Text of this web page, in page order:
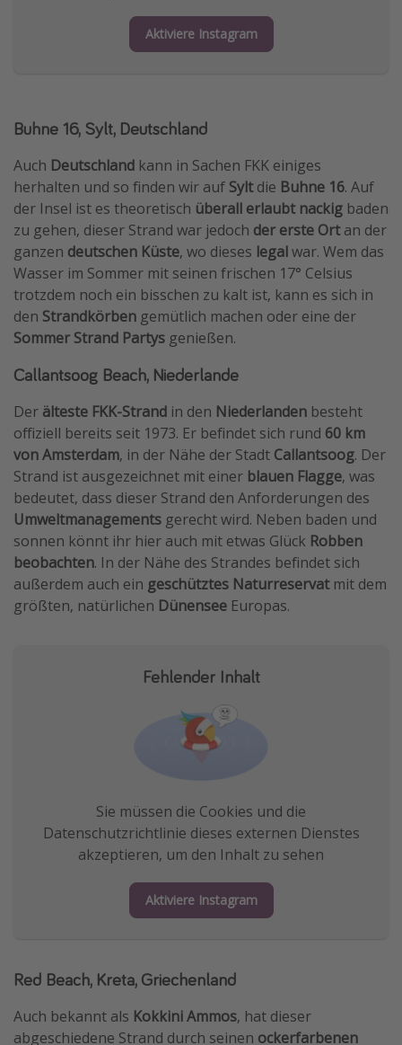
Aktiviere Instagram
Buhne 16, Sylt, Deutschland
Auch Deutschland kann in Sachen FKK einiges
herhalten und so finden wir auf Syltdie Buhne 16. Auf
der Insel ist es theoretisch überall erlaubt nackig baden
zu gehen, dieser Strand war jedoch der erste Ortan der
ganzen deutschen Küste, wo dieses legalwar. Wem das
Wasser im Sommer mit seinen frischen 17° Celsius
trotzdem noch ein bisschen zu kalt ist, kann es sich in
den Strandkörben gemütlich machen oder eine der
Sommer Strand Partys genießen.
Callantsoog Beach, Niederlande
Der älteste FKK-Strand in den Niederlanden besteht
offiziell bereits seit 1973. Er befindet sich rund 60 km
von Amsterdam, in der Nähe der Stadt Callantsoog. Der
Strand ist ausgezeichnet mit einer blauen Flagge, was
bedeutet, dass dieser Strand den Anforderungen des
Umweltmanagements gerecht wird. Neben baden und
sonnen könnt ihr hier auch mit etwas Glück Robben
beobachten. In der Nähe des Strandes befindet sich
außerdem auch ein geschütztes Naturreservatmit dem
größten, natürlichen Dünensee Europas.
Fehlender Inhalt
Sie müssen die Cookies und die
Datenschutzrichtlinie dieses externen Dienstes
akzeptieren, um den Inhalt zu sehen
Aktiviere Instagram
Red Beach, Kreta, Griechenland
Auch bekannt als Kokkini Ammos, hat dieser
abgeschiedene Strand durch seinen ockerfarbenen